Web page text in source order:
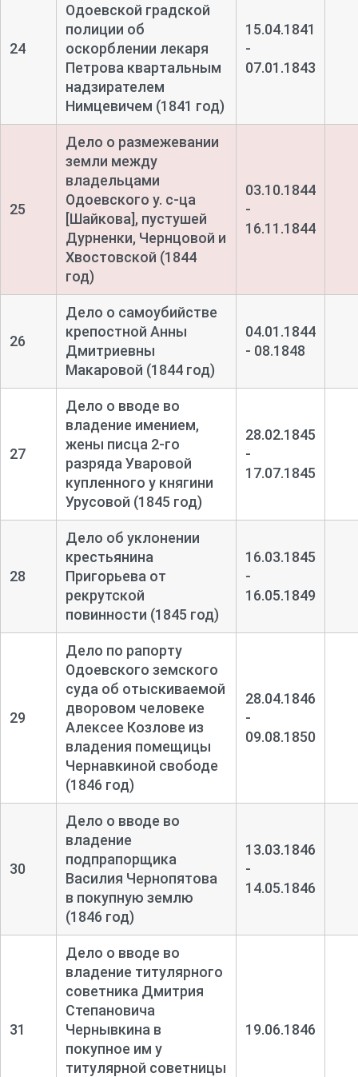
24
Одоевской градской
полиции об
оскорблении лекаря
Петрова квартальным
надзирателем
Нимцевичем (1841 год)
15.04.1841
-
07.01.1843
25
Дело о размежевании
земли между
владельцами
Одоевского у. с-ца
[Шайкова], пустушей
Дурненки, Чернцовой и
Хвостовской (1844
год)
03.10.1844
-
16.11.1844
26
Дело о самоубийстве
крепостной Анны
Дмитриевны
Макаровой (1844 год)
04.01.1844
- 08.1848
27
Дело о вводе во
владение имением,
жены писца 2-го
разряда Уваровой
купленного у княгини
Урусовой (1845 год)
28.02.1845
-
17.07.1845
28
Дело об уклонении
крестьянина
Пригорьева от
рекрутской
повинности (1845 год)
16.03.1845
-
16.05.1849
29
Дело по рапорту
Одоевского земского
суда об отыскиваемой
дворовом человеке
Алексее Козлове из
владения помещицы
Чернавкиной свободе
(1846 год)
28.04.1846
-
09.08.1850
30
Дело о вводе во
владение
подпрапорщика
Василия Чернопятова
в покупную землю
(1846 год)
13.03.1846
-
14.05.1846
31
Дело о вводе во
владение титулярного
советника Дмитрия
Степановича
Чернывкина в
покупное им у
титулярной советницы
19.06.1846